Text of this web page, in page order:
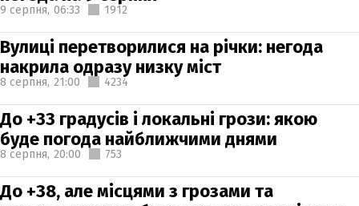
9 серпня, 06:33 1912
Вулиці перетворилися на річки: негода
накрила одразу низку міст
8 серпня, 21:00 4234
До +33 градусів і локальні грози: якою
буде погода найближчими днями
8 серпня, 20:00 753
До +38, але місцями з грозами та